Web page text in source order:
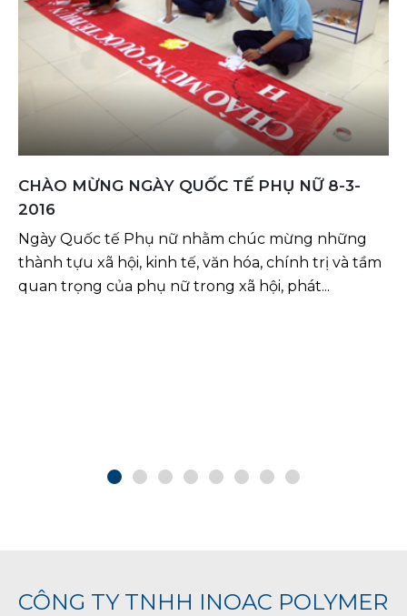
Mở rộng diện tích nhà xưởng
Nhằm đáp ứng nhu cầu của khách hàng và sự
phát triển nhanh chóng của hoạt động sản xuất,
công ty INOAC POLYMER VIÊT NAM đã được mở
rộng diện...
CÔNG TY TNHH INOAC POLYMER